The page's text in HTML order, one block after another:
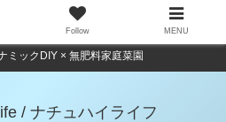
ミックDIY × 無肥料家庭菜園
/ ナチュハイライフ
Follow MENU